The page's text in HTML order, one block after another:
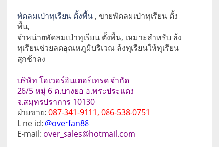
พัดลมเป่าทุเรียน ตั้งพื้น , ขายพัดลมเป่าทุเรียน ตั้ง
พื้น,
จำหน่ายพัดลมเป่าทุเรียน ตั้งพื้น, เหมาะสำหรับ ล้ง
ทุเรียนช่วยลดอุณหภูมิบริเวณ ล้งทุเรียนให้ทุเรียน
สุกช้าลง
บริษัท โอเวอร์อินเตอร์เทรด จำกัด
26/5 หมู่ 6 ต.บางยอ อ.พระประแดง
จ.สมุทรปราการ 10130
ฝ่ายขาย: 087-341-9111, 086-538-0751
Line id: @overfan88
E-mail: over_sales@hotmail.com